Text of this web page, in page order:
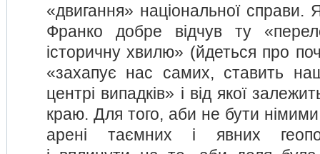
«двигання» національної справи.
Франко добре відчув ту
історичну хвилю» (йдеться про
«захапує нас самих, ставить
центрі випадків» і від якої
краю. Для того, аби не бути
арені таємних і явних